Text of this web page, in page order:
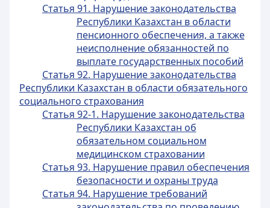
Статья 91. Нарушение законодательства
Республики Казахстан в области
пенсионного обеспечения, а также
неисполнение обязанностей по
выплате государственных пособий
Статья 92. Нарушение законодательства
Республики Казахстан в области обязательного
социального страхования
Статья 92-1. Нарушение законодательства
Республики Казахстан об
обязательном социальном
медицинском страховании
Статья 93. Нарушение правил обеспечения
безопасности и охраны труда
Статья 94. Нарушение требований